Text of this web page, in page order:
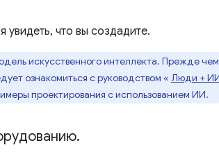
увидеть, что вы создадите.
искусственного интеллекта. Прежде
ознакомиться с руководством « Люди +
проектирования с использованием ИИ.
.